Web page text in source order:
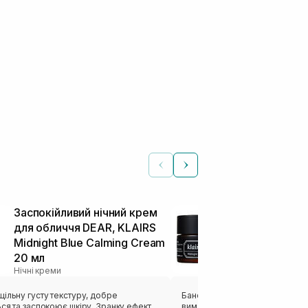
Заспокійливий нічний крем
для обличчя DEAR, KLAIRS
Midnight Blue Calming Cream
20 мл
Нічні креми
густу текстуру, добре
Баночка крему, яка в мене